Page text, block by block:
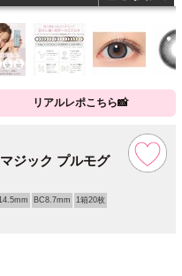
リアルレポこちら📸
ジック プルモグ
BC8.7mm 1箱20枚